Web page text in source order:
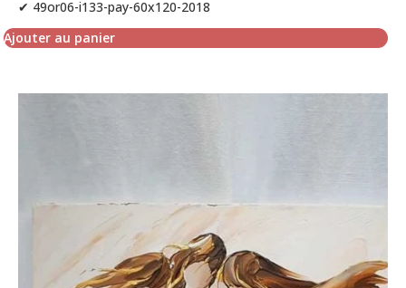
✔ 49or06-i133-pay-60x120-2018
Ajouter au panier